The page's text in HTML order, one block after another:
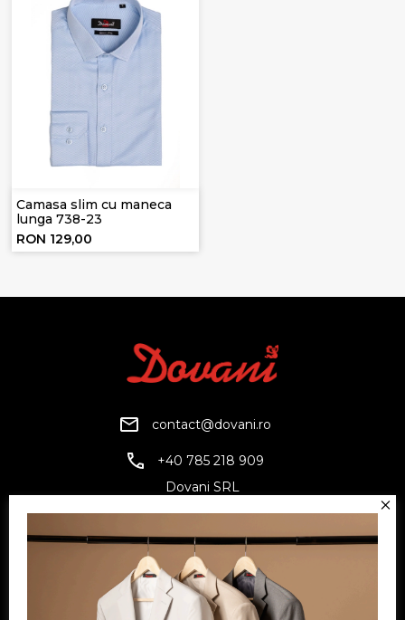
Camasa slim cu maneca
lunga 738-23
RON 129,00
contact@dovani.ro
+40 785 218 909
Dovani SRL
Facebook
TwitterYouTube